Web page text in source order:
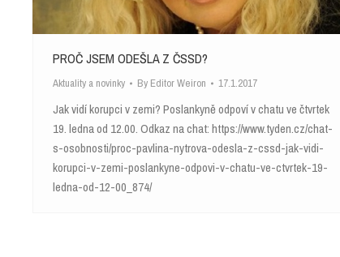
PROČ JSEM ODEŠLA Z ČSSD?
Aktuality a novinky By Editor Weiron 17.1.2017
Jak vidí korupci v zemi? Poslankyně odpoví v chatu ve čtvrtek
19. ledna od 12.00. Odkaz na chat: https://www.tyden.cz/chat-
s-osobnosti/proc-pavlina-nytrova-odesla-z-cssd-jak-vidi-
korupci-v-zemi-poslankyne-odpovi-v-chatu-ve-ctvrtek-19-
ledna-od-12-00_874/